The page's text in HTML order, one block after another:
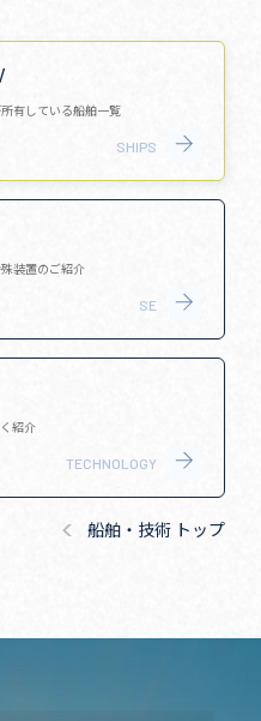
有している船舶一覧
SHIPS
装置のご紹介
SE
紹介
TECHNOLOGY
船舶・技術 トップ